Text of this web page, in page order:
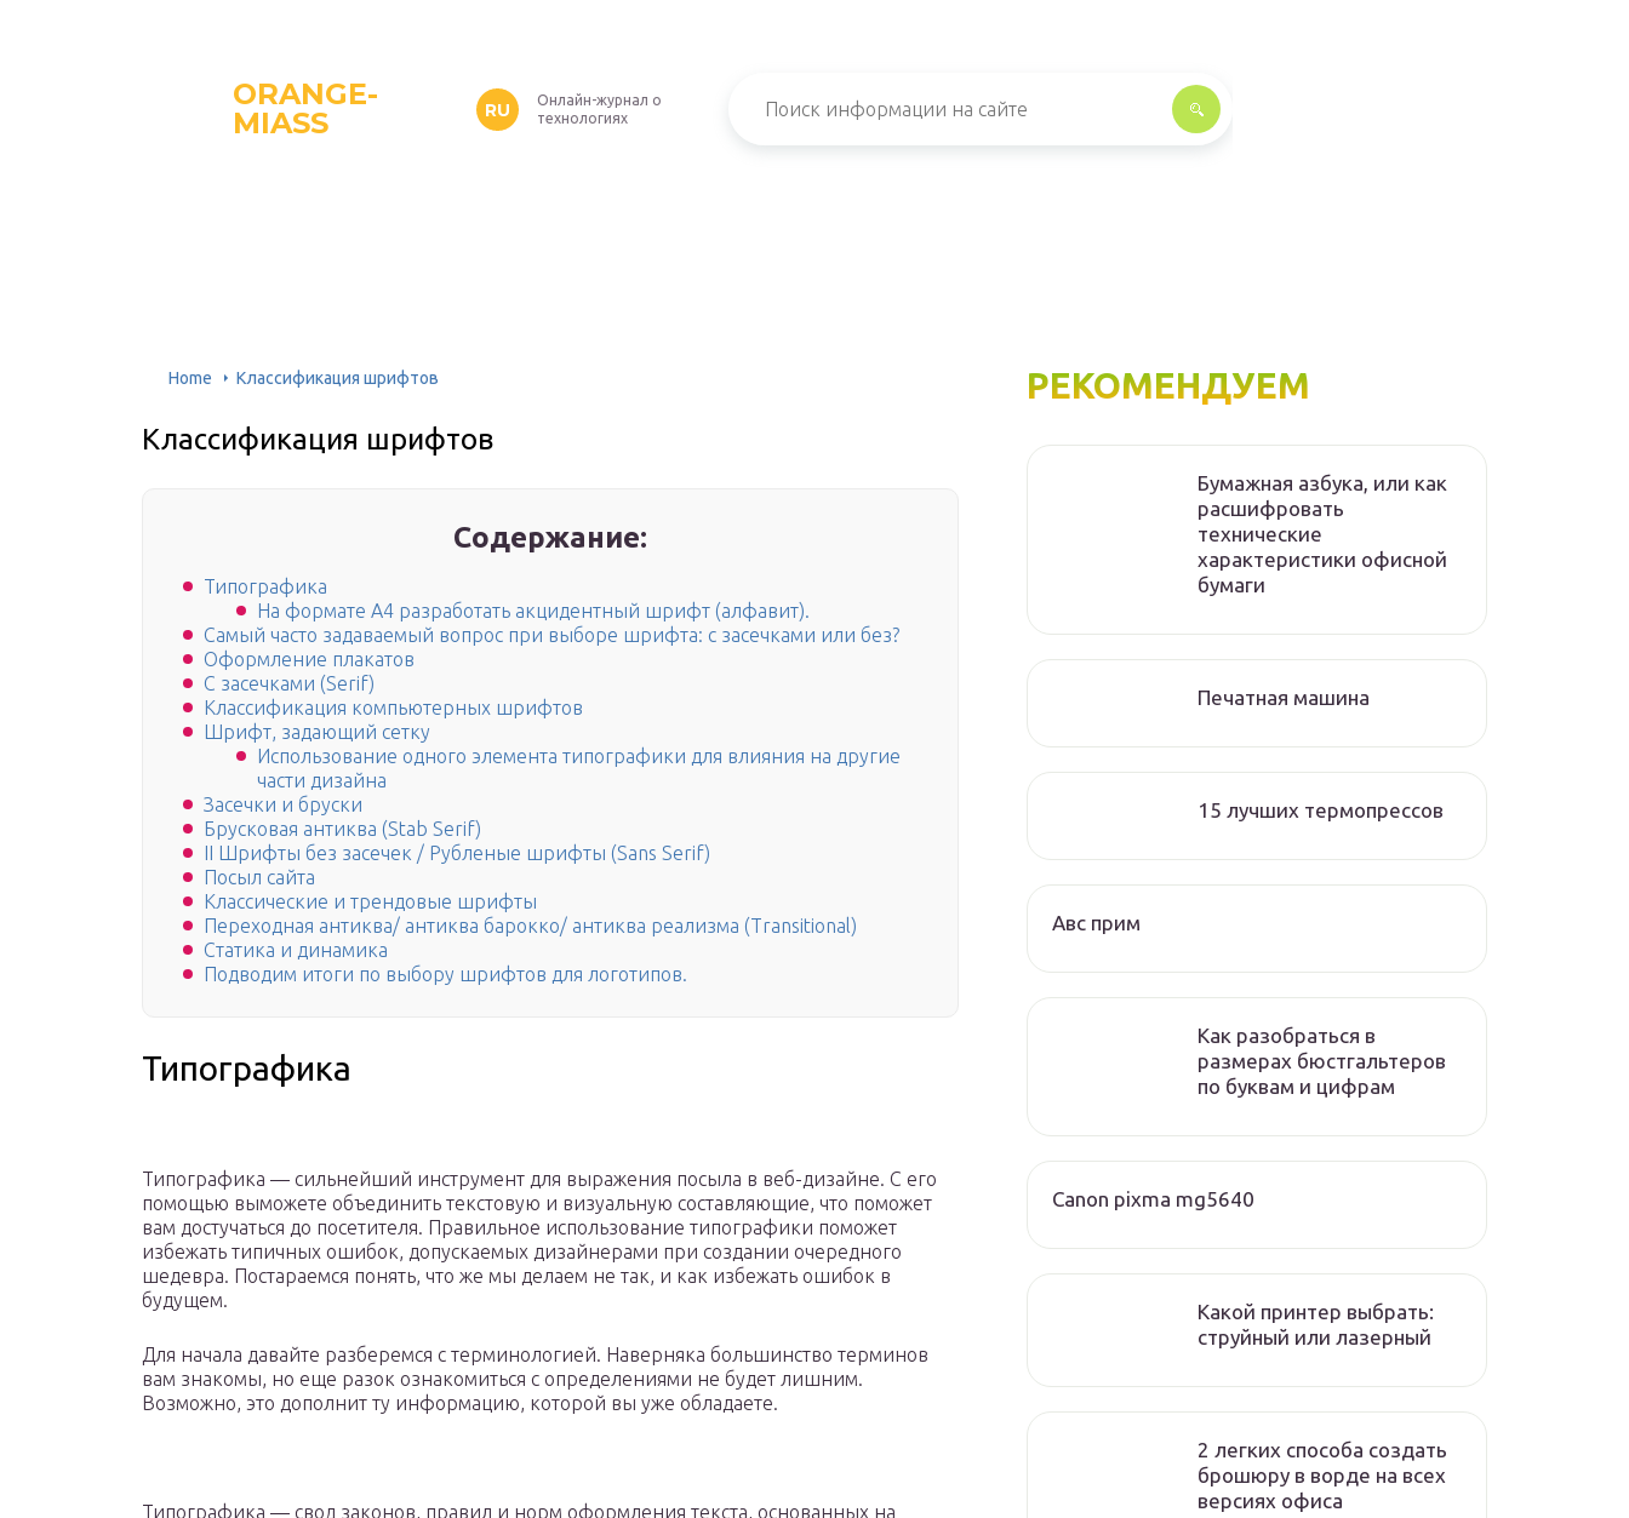
ORANGE-
MIASS
RU
Онлайн-журнал о
технологиях
Home Классификация шрифтов
Классификация шрифтов
Содержание:
Типографика
На формате А4 разработать акцидентный шрифт (алфавит).
Самый часто задаваемый вопрос при выборе шрифта: с засечками или без?
Оформление плакатов
С засечками (Serif)
Классификация компьютерных шрифтов
Шрифт, задающий сетку
Использование одного элемента типографики для влияния на другие
части дизайна
Засечки и бруски
Брусковая антиква (Stab Serif)
II Шрифты без засечек / Рубленые шрифты (Sans Serif)
Посыл сайта
Классические и трендовые шрифты
Переходная антиква/ антиква барокко/ антиква реализма (Transitional)
Статика и динамика
Подводим итоги по выбору шрифтов для логотипов.
Типографика
Типографика — сильнейший инструмент для выражения посыла в веб-дизайне. С его
помощью выможете объединить текстовую и визуальную составляющие, что поможет
вам достучаться до посетителя. Правильное использование типографики поможет
избежать типичных ошибок, допускаемых дизайнерами при создании очередного
шедевра. Постараемся понять, что же мы делаем не так, и как избежать ошибок в
будущем.
Для начала давайте разберемся с терминологией. Наверняка большинство терминов
вам знакомы, но еще разок ознакомиться с определениями не будет лишним.
Возможно, это дополнит ту информацию, которой вы уже обладаете.
Типографика — свод законов, правил и норм оформления текста, основанных на
РЕКОМЕНДУЕМ
Бумажная азбука, или как
расшифровать
технические
характеристики офисной
бумаги
Печатная машина
15 лучших термопрессов
Авс прим
Как разобраться в
размерах бюстгальтеров
по буквам и цифрам
Canon pixma mg5640
Какой принтер выбрать:
струйный или лазерный
2 легких способа создать
брошюру в ворде на всех
версиях офиса